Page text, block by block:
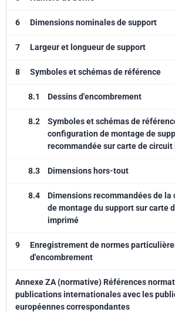
6 Dimensions nominales de support
7 Largeur et longueur de support
8 Symboles et schémas de référence
8.1 Dessins d'encombrement
8.2
Symboles et schémas de
configuration de montage de
recommandée sur carte de
8.3 Dimensions hors-tout
8.4
Dimensions recommandées de
de montage du support sur carte
imprimé
9
Enregistrement de normes
d'encombrement
Annexe ZA (normative) Références
publications internationales avec les
européennes correspondantes